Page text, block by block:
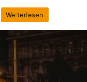
CHRONIK LEISTUNGEN
Weiterlesen